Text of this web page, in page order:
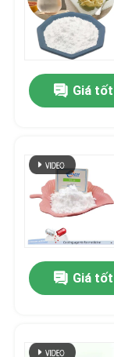
Nhà
Giá
Giá